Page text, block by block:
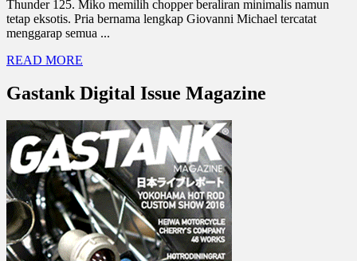
Thunder 125. Miko memilih chopper beraliran minimalis namun
tetap eksotis. Pria bernama lengkap Giovanni Michael tercatat
menggarap semua ...
READ MORE
Gastank Digital Issue Magazine